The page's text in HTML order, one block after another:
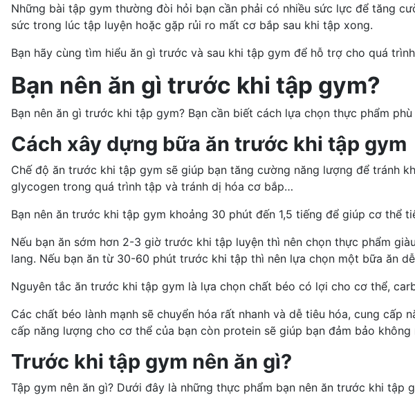
Những bài tập gym thường đòi hỏi bạn cần phải có nhiều sức lực để tăng
sức trong lúc tập luyện hoặc gặp rủi ro mất cơ bắp sau khi tập xong.
Bạn hãy cùng tìm hiểu ăn gì trước và sau khi tập gym để hỗ trợ cho quá
Bạn nên ăn gì trước khi tập gym?
Bạn nên ăn gì trước khi tập gym? Bạn cần biết cách lựa chọn thực phẩm
Cách xây dựng bữa ăn trước khi tập gym
Chế độ ăn trước khi tập gym sẽ giúp bạn tăng cường năng lượng để tránh
glycogen trong quá trình tập và tránh dị hóa cơ bắp…
Bạn nên ăn trước khi tập gym khoảng 30 phút đến 1,5 tiếng để giúp cơ thể
Nếu bạn ăn sớm hơn 2-3 giờ trước khi tập luyện thì nên chọn thực phẩm
lang. Nếu bạn ăn từ 30-60 phút trước khi tập thì nên lựa chọn một bữa ăn
Nguyên tắc ăn trước khi tập gym là lựa chọn chất béo có lợi cho cơ thể,
Các chất béo lành mạnh sẽ chuyển hóa rất nhanh và dễ tiêu hóa, cung
cấp năng lượng cho cơ thể của bạn còn protein sẽ giúp bạn đảm bảo
Trước khi tập gym nên ăn gì?
Tập gym nên ăn gì? Dưới đây là những thực phẩm bạn nên ăn trước khi